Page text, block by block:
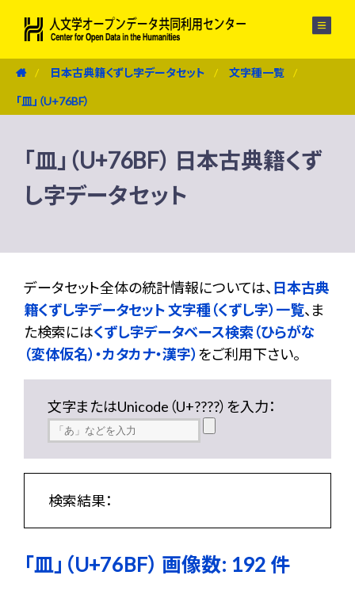
日本古典籍くずし字データセット 文字種一覧
「皿」（U+76BF）
「皿」（U+76BF） 日本古典籍くず
し字データセット
データセット全体の統計情報については、 日本古典
籍くずし字データセット 文字種（くずし字）一覧、ま
た検索にはくずし字データベース検索（ひらがな
（変体仮名）・カタカナ・漢字） をご利用下さい。
文字またはUnicode（U+????）を入力：
検索結果：
「皿」（U+76BF） 画像数: 192 件